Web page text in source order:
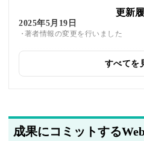
更新
2025年5月19日
著者情報の変更を行いました
関連企業の紹介を追加しました
すべてを
成果にコミットする